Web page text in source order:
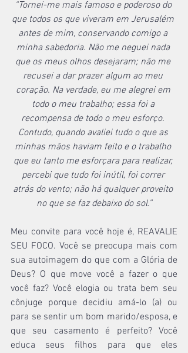
“Tornei-me mais famoso e poderoso do
que todos os que viveram em Jerusalém
antes de mim, conservando comigo a
minha sabedoria. Não me neguei nada
que os meus olhos desejaram; não me
recusei a dar prazer algum ao meu
coração. Na verdade, eu me alegrei em
todo o meu trabalho; essa foi a
recompensa de todo o meu esforço.
Contudo, quando avaliei tudo o que as
minhas mãos haviam feito e o trabalho
que eu tanto me esforçara para realizar,
percebi que tudo foi inútil, foi correr
atrás do vento; não há qualquer proveito
no que se faz debaixo do sol.”
Meu convite para você hoje é, REAVALIE
SEU FOCO. Você se preocupa mais com
sua autoimagem do que com a Glória de
Deus? O que move você a fazer o que
você faz? Você elogia ou trata bem seu
cônjuge porque decidiu amá-lo (a) ou
para se sentir um bom marido/esposa, e
que seu casamento é perfeito? Você
educa seus filhos para que eles